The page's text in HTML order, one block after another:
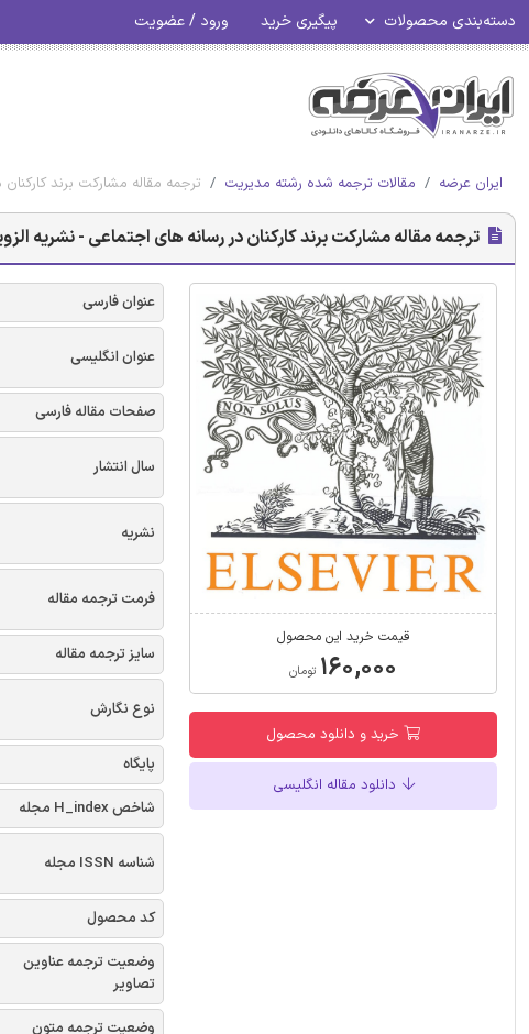
دسته‌بندی محصولات پیگیری خرید ورود / عضویت
ایران عرضه مقالات ترجمه شده رشته مدیریت ترجمه مقاله مشارکت برند
ترجمه مقاله مشارکت برند کارکنان در رسانه های اجتماعی - نشریه
قیمت خرید این محصول
۱۶۰,۰۰۰ تومان
خرید و دانلود محصول
دانلود مقاله انگلیسی
عنوان فارسی
عنوان انگلیسی
صفحات مقاله فارسی
سال انتشار
نشریه
فرمت ترجمه مقاله
سایز ترجمه مقاله
نوع نگارش
پایگاه
شاخص H_index مجله
شناسه ISSN مجله
کد محصول
وضعیت ترجمه عناوین
تصاویر
وضعیت ترجمه متون